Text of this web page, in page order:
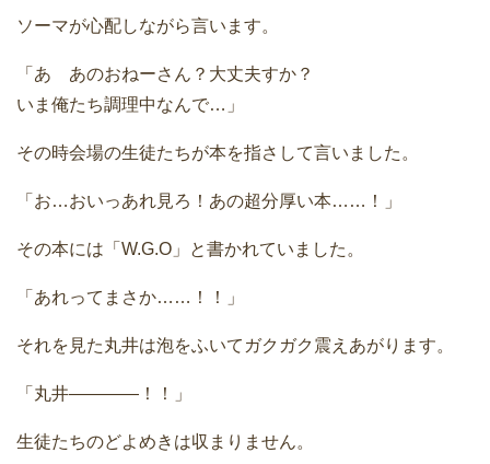
ソーマが心配しながら言います。
「あ あのおねーさん？大丈夫すか？
いま俺たち調理中なんで…」
その時会場の生徒たちが本を指さして言いました。
「お…おいっあれ見ろ！あの超分厚い本……！」
その本には「W.G.O」と書かれていました。
「あれってまさか……！！」
それを見た丸井は泡をふいてガクガク震えあがります。
「丸井――――！！」
生徒たちのどよめきは収まりません。